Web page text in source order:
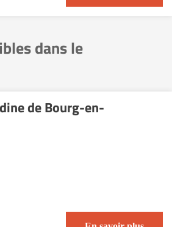
dans le
de Bourg-en-